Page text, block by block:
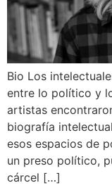
Bio Los
entre lo político y
artistas
biografía
esos espacios de
un preso político,
cárcel […]